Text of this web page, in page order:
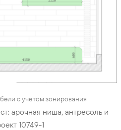
с учетом зонирования
арочная ниша, антресоль и
10749-1